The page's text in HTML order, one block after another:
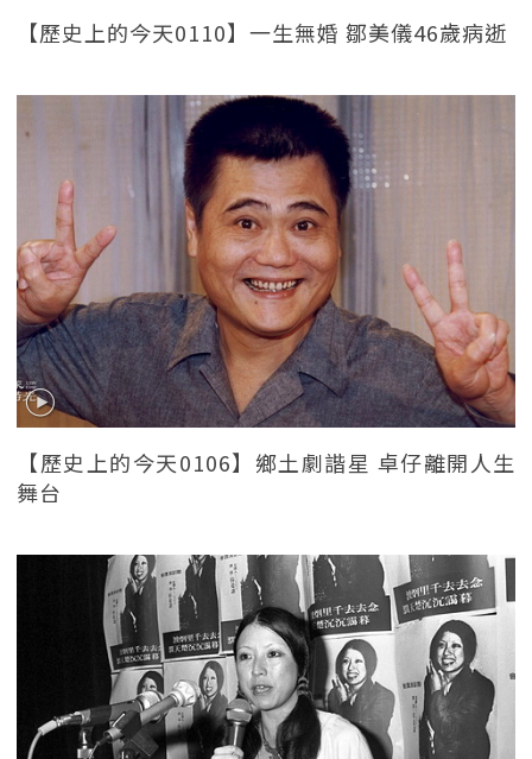
【歷史上的今天0110】一生無婚 鄒美儀46歲病逝
【歷史上的今天0106】鄉土劇諧星 卓仔離開人生
舞台